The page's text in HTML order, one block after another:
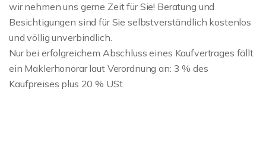
wir nehmen uns gerne Zeit für Sie! Beratung und
Besichtigungen sind für Sie selbstverständlich kostenlos
und völlig unverbindlich.
Nur bei erfolgreichem Abschluss eines Kaufvertrages fällt
ein Maklerhonorar laut Verordnung an: 3 % des
Kaufpreises plus 20 % USt.